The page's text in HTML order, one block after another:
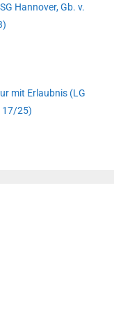
Hannover, Gb. v.
mit Erlaubnis (LG
17/25)